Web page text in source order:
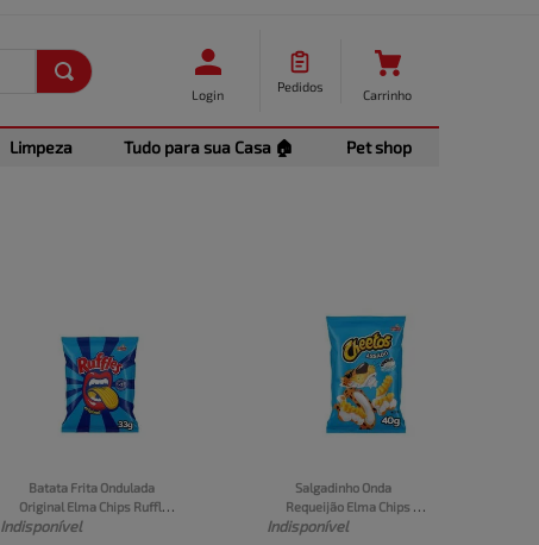
Login
Pedidos
Carrinho
Limpeza Tudo para sua Casa 🏠 Pet shop
Batata Frita Ondulada
Original Elma Chips Ruffles
33G
Indisponível
Salgadinho Onda
Requeijão Elma Chips
Cheetos 40G
Indisponível